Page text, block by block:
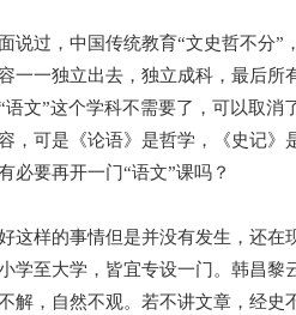
说过，中国传统教育“文史哲不分”
一一独立出去，独立成科，最后
语文”这个学科不需要了，可以取
，可是《论语》是哲学，《史记
必要再开一门“语文”课吗？
这样的事情但是并没有发生，还在
学至大学，皆宜专设一门。韩昌黎
解，自然不观。若不讲文章，经史